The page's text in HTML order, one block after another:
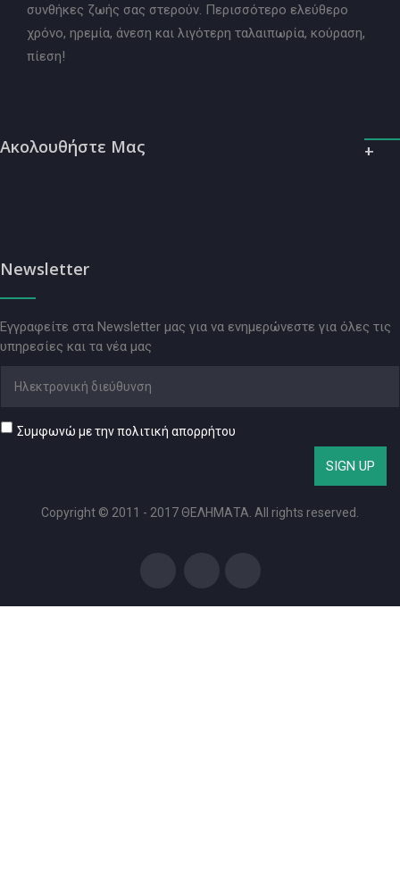
συνθήκες ζωής σας στερούν. Περισσότερο ελεύθερο
χρόνο, ηρεμία, άνεση και λιγότερη ταλαιπωρία, κούραση,
πίεση!
Ακολουθήστε Μας
Newsletter
Εγγραφείτε στα Newsletter μας για να ενημερώνεστε για όλες τις
υπηρεσίες και τα νέα μας
Συμφωνώ με την πολιτική απορρήτου
Copyright © 2011 - 2017 ΘΕΛΗΜΑΤΑ. All rights reserved.